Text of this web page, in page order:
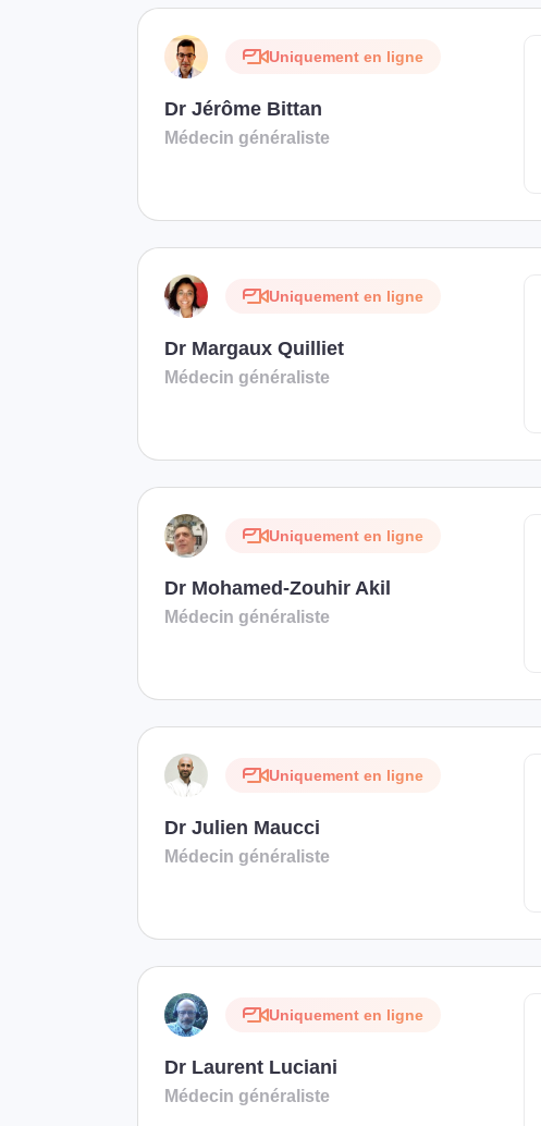
Uniquement en ligne
Dr Jérôme Bittan
Médecin généraliste
Uniquement en ligne
Dr Margaux Quilliet
Médecin généraliste
Uniquement en ligne
Dr Mohamed-Zouhir Akil
Médecin généraliste
Uniquement en ligne
Dr Julien Maucci
Médecin généraliste
Uniquement en ligne
Dr Laurent Luciani
Médecin généraliste